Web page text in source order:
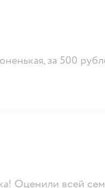
за 500
Оценили всей